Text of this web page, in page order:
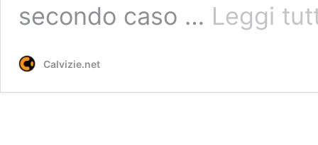
secondo caso … Leggi
Calvizie.net